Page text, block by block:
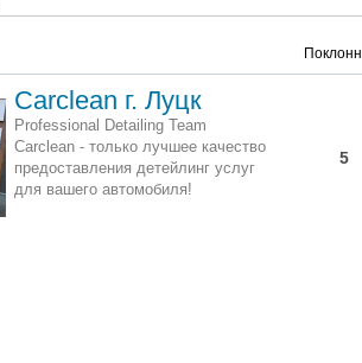
Сarclean г. Луцк
Professional Detailing Team
Carclean - только лучшее качество
предоставления детейлинг услуг
для вашего автомобиля!
5